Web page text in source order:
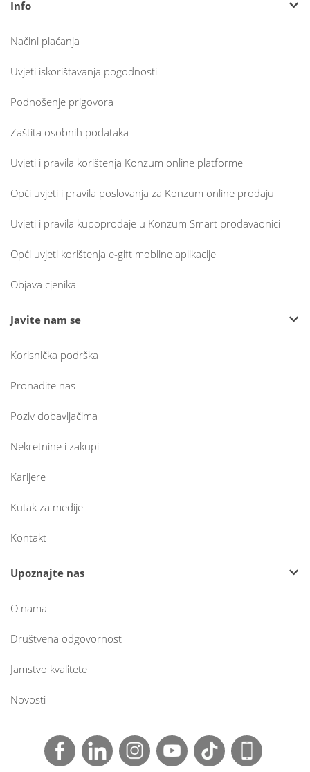
Info
Načini plaćanja
Uvjeti iskorištavanja pogodnosti
Podnošenje prigovora
Zaštita osobnih podataka
Uvjeti i pravila korištenja Konzum online platforme
Opći uvjeti i pravila poslovanja za Konzum online prodaju
Uvjeti i pravila kupoprodaje u Konzum Smart prodavaonici
Opći uvjeti korištenja e-gift mobilne aplikacije
Objava cjenika
Javite nam se
Korisnička podrška
Pronađite nas
Poziv dobavljačima
Nekretnine i zakupi
Karijere
Kutak za medije
Kontakt
Upoznajte nas
O nama
Društvena odgovornost
Jamstvo kvalitete
Novosti